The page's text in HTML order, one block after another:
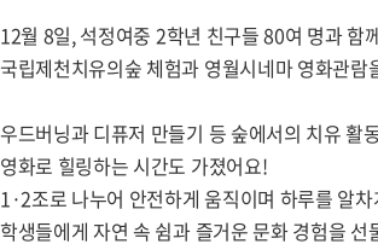
12월 8일, 석정여중 2학년 친구들 80여 명과 함
국립제천치유의숲 체험과 영월시네마 영화관람
우드버닝과 디퓨저 만들기 등 숲에서의 치유 활
영화로 힐링하는 시간도 가졌어요!
1·2조로 나누어 안전하게 움직이며 하루를 알
학생들에게 자연 속 쉼과 즐거운 문화 경험을 선